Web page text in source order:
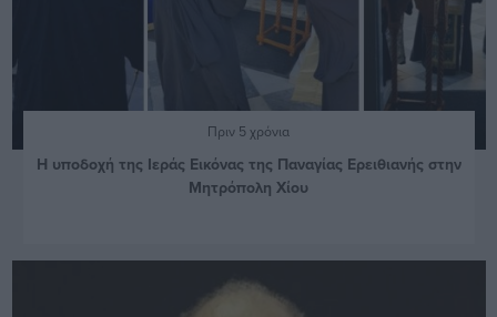
Πριν 5 χρόνια
Η υποδοχή της Ιεράς Εικόνας της Παναγίας Ερειθιανής στην
Μητρόπολη Χίου